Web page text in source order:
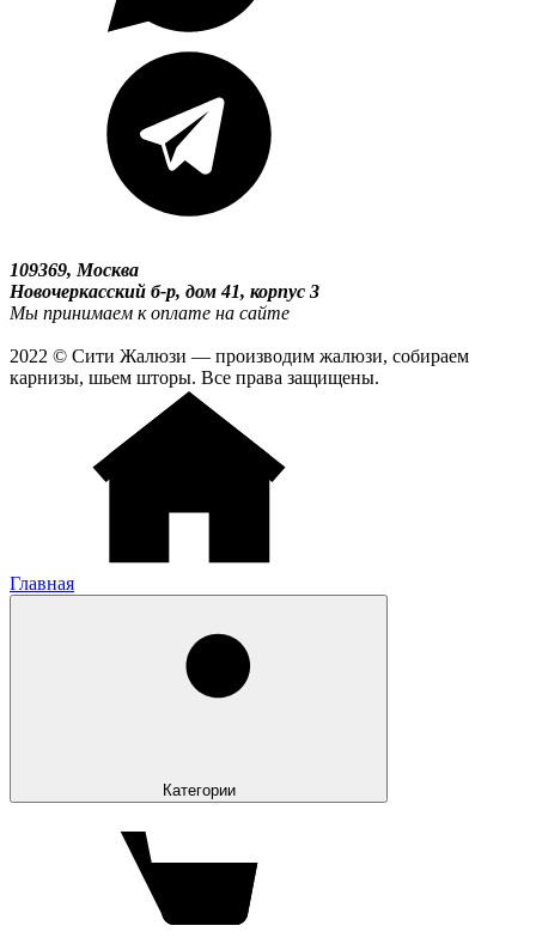
109369, Москва
Новочеркасский б-р, дом 41, корпус 3
Мы принимаем к оплате на сайте
2022 © Сити Жалюзи — производим жалюзи, собираем
карнизы, шьем шторы. Все права защищены.
Главная
Категории